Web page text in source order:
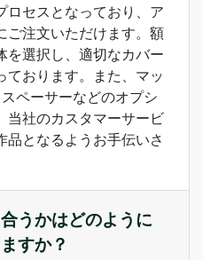
ロセスとなっており、ア
ご注文いただけます。額
を選択し、適切なカバー
ております。また、マッ
ペーサーなどのオプシ
当社のカスタマーサービ
品となるようお手伝いさ
うかはどのように
すか？